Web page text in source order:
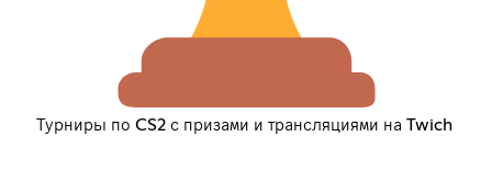
Турниры по CS2 с призами и трансляциями на Twich